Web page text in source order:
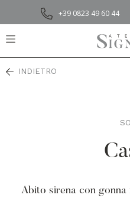
+39 0823 49 60 44
INDIETRO
,
Abito sirena con